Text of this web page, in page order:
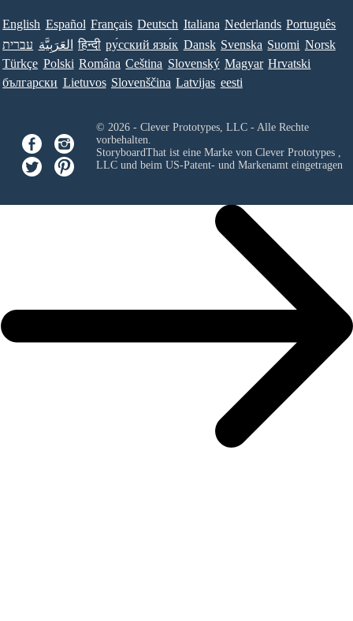
English Español Français Deutsch Italiana Nederlands Português
עברית العَرَبِيَّة हिन्दी ру́сский язы́к Dansk Svenska Suomi Norsk
Türkçe Polski Româna Ceština Slovenský Magyar Hrvatski
български Lietuvos Slovenščina Latvijas eesti
© 2026 - Clever Prototypes, LLC - Alle Rechte
vorbehalten.
StoryboardThat ist eine Marke von Clever Prototypes ,
LLCund beim US-Patent- und Markenamt eingetragen